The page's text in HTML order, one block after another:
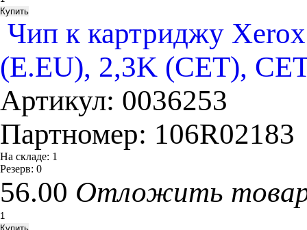
Чип к картриджу
(E.EU), 2,3K (CET),
Артикул: 0036253
Партномер: 106R02183
На складе: 1
Резерв: 0
56.00 Отложить